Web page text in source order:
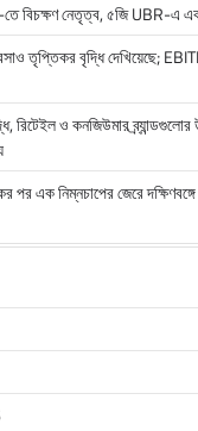
বিচক্ষণ নেতৃত্ব, ৫জি UBR-এ
তৃপ্তিকর বৃদ্ধি দেখিয়েছে;
রিটেইল ও কনজিউমার
পর এক নিম্নচাপের জেরে